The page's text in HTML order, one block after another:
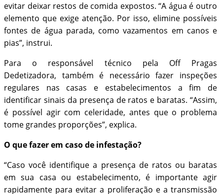
evitar deixar restos de comida expostos. “A água é outro
elemento que exige atenção. Por isso, elimine possíveis
fontes de água parada, como vazamentos em canos e
pias”, instrui.
Para o responsável técnico pela Off Pragas
Dedetizadora, também é necessário fazer inspeções
regulares nas casas e estabelecimentos a fim de
identificar sinais da presença de ratos e baratas. “Assim,
é possível agir com celeridade, antes que o problema
tome grandes proporções”, explica.
O que fazer em caso de infestação?
“Caso você identifique a presença de ratos ou baratas
em sua casa ou estabelecimento, é importante agir
rapidamente para evitar a proliferação e a transmissão